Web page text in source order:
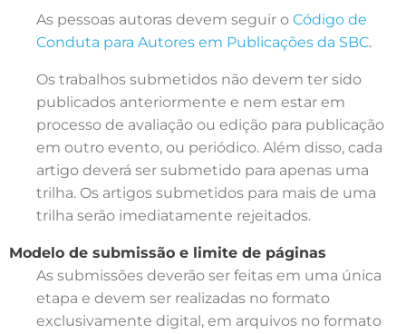
As pessoas autoras devem seguir o Código de
Conduta para Autores em Publicações da SBC.
Os trabalhos submetidos não devem ter sido
publicados anteriormente e nem estar em
processo de avaliação ou edição para publicação
em outro evento, ou periódico. Além disso, cada
artigo deverá ser submetido para apenas uma
trilha. Os artigos submetidos para mais de uma
trilha serão imediatamente rejeitados.
Modelo de submissão e limite de páginas
As submissões deverão ser feitas em uma única
etapa e devem ser realizadas no formato
exclusivamente digital, em arquivos no formato